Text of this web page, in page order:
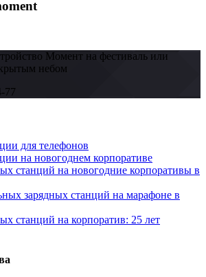
Момент на фестиваль или
небом
77
для телефонов
на новогоднем корпоративе
станций на новогодние корпоративы в
зарядных станций на марафоне в
станций на корпоратив: 25 лет